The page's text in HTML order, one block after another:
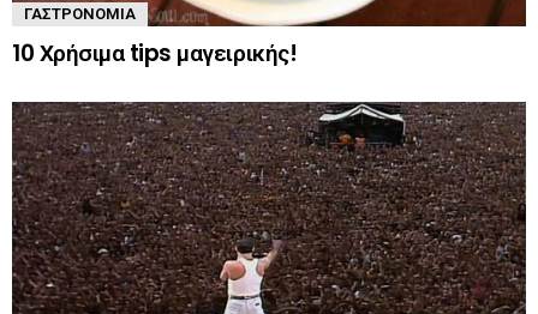
ΓΑΣΤΡΟΝΟΜΊΑ
10 Χρήσιμα tips μαγειρικής!